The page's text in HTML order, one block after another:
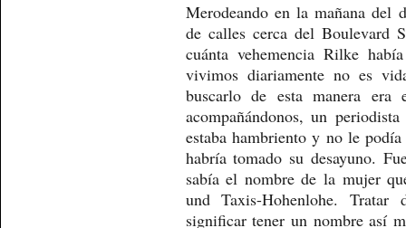
Merodeando en la mañana del
de calles cerca del Boulevard
cuánta vehemencia Rilke
vivimos diariamente no es
buscarlo de esta manera era
acompañándonos, un
estaba hambriento y no le
habría tomado su desayuno.
sabía el nombre de la mujer
und Taxis-Hohenlohe.
significar tener un nombre así